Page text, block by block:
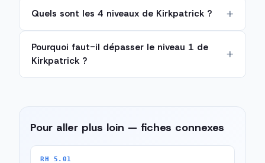
Quels sont les 4 niveaux de Kirkpatrick ?
Pourquoi faut-il dépasser le niveau 1 de
Kirkpatrick ?
Pour aller plus loin — fiches connexes
RH 5.01